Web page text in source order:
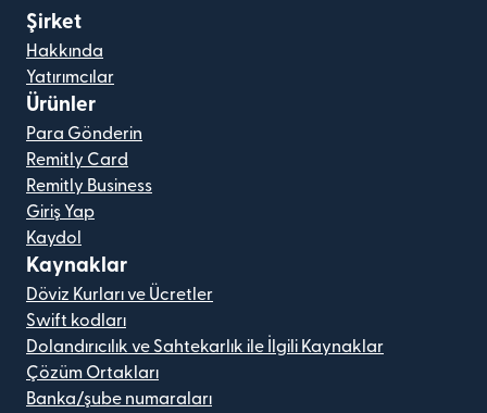
Şirket
Hakkında
Yatırımcılar
Ürünler
Para Gönderin
Remitly Card
Remitly Business
Giriş Yap
Kaydol
Kaynaklar
Döviz Kurları ve Ücretler
Swift kodları
Dolandırıcılık ve Sahtekarlık ile İlgili Kaynaklar
Çözüm Ortakları
Banka/şube numaraları